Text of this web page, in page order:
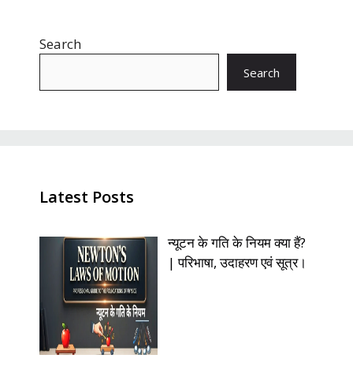
Search
Search
Latest Posts
न्यूटन के गति के नियम क्या हैं?
| परिभाषा, उदाहरण एवं सूत्र।